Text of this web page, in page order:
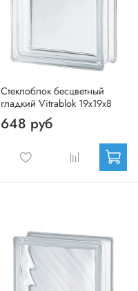
Стеклоблок бесцветный
гладкий Vitrablok 19х19х8
648 руб